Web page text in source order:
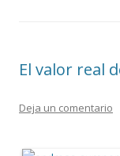
El valor real
Deja un comentario